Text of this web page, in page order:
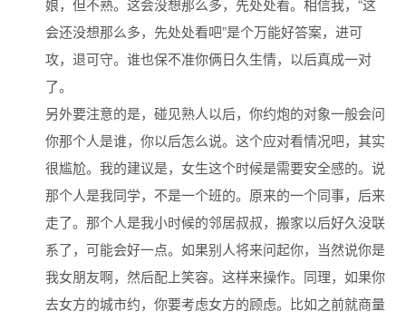
娘，但不熟。这会没想那么多，先处处看。相信我，“这
会还没想那么多，先处处看吧”是个万能好答案，进可
攻，退可守。谁也保不准你俩日久生情，以后真成一对
了。
另外要注意的是，碰见熟人以后，你约炮的对象一般会问
你那个人是谁，你以后怎么说。这个应对看情况吧，其实
很尴尬。我的建议是，女生这个时候是需要安全感的。说
那个人是我同学，不是一个班的。原来的一个同事，后来
走了。那个人是我小时候的邻居叔叔，搬家以后好久没联
系了，可能会好一点。如果别人将来问起你，当然说你是
我女朋友啊，然后配上笑容。这样来操作。同理，如果你
去女方的城市约，你要考虑女方的顾虑。比如之前就商量